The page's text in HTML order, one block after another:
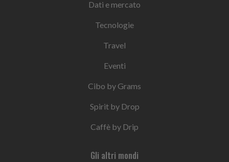
Dati e mercato
Tecnologie
Travel
Eventi
Cibo by Grams
Spirit by Drop
Caffè by Drip
Gli altri mondi